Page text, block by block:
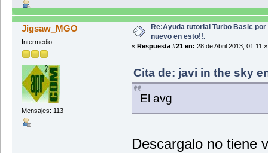
Jigsaw_MGO
Intermedio
Mensajes: 113
Re:Ayuda tutorial Turbo Basic
nuevo en esto!!.
« Respuesta #21 en: 28 de Abril 2013, 01:11 »
Cita de: javi in the sky
El avg
Descargalo no tiene